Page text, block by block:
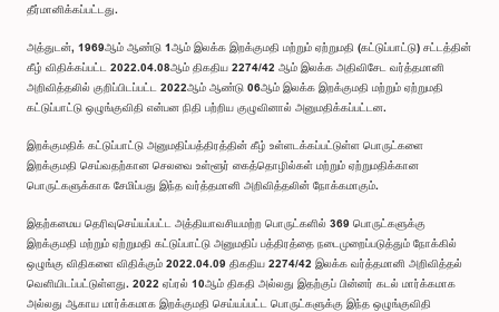
தீர்மானிக்கப்பட்டது.
அத்துடன், 1969ஆம் ஆண்டு 1ஆம் இலக்க இறக்குமதி மற்றும் ஏற்றுமதி (கட்டுப்பாட்டு) சட்டத்தின்
கீழ் விதிக்கப்பட்ட 2022.04.08ஆம் திகதிய 2274/42 ஆம் இலக்க அதிவிசேட வர்த்தமானி
அறிவித்தலில் குறிப்பிடப்பட்ட 2022ஆம் ஆண்டு 06ஆம் இலக்க இறக்குமதி மற்றும் ஏற்றுமதி
கட்டுப்பாட்டு ஒழுங்குவிதி என்பன நிதி பற்றிய குழுவினால் அனுமதிக்கப்பட்டன.
இறக்குமதிக் கட்டுப்பாட்டு அனுமதிப்பத்திரத்தின் கீழ் உள்ளடக்கப்பட்டுள்ள பொருட்களை
இறக்குமதி செய்வதற்கான செலவை உள்ளூர் கைத்தொழில்கள் மற்றும் ஏற்றுமதிக்கான
பொருட்களுக்காக சேமிப்பது இந்த வர்த்தமானி அறிவித்தலின் நோக்கமாகும்.
இதற்கமைய தெரிவுசெய்யப்பட்ட அத்தியாவசியமற்ற பொருட்களில் 369 பொருட்களுக்கு
இறக்குமதி மற்றும் ஏற்றுமதி கட்டுப்பாட்டு அனுமதிப் பத்திரத்தை நடைமுறைப்படுத்தும் நோக்கில்
ஒழுங்கு விதிகளை விதிக்கும் 2022.04.09 திகதிய 2274/42 இலக்க வர்த்தமானி அறிவித்தல்
வெளியிடப்பட்டுள்ளது. 2022 ஏப்ரல் 10ஆம் திகதி அல்லது இதற்குப் பின்னர் கடல் மார்க்கமாக
அல்லது ஆகாய மார்க்கமாக இறக்குமதி செய்யப்பட்ட பொருட்களுக்கு இந்த ஒழுங்குவிதி